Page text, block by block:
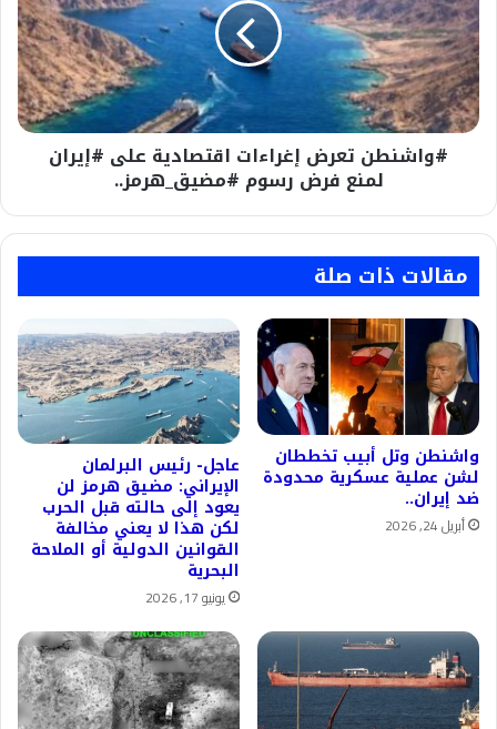
اقتصادية
على
#إيران
لمنع
فرض
رسوم
#مضيق_هرمز..
#واشنطن تعرض إغراءات اقتصادية على #إيران
لمنع فرض رسوم #مضيق_هرمز..
مقالات ذات صلة
واشنطن وتل أبيب تخططان
لشن عملية عسكرية محدودة
ضد إيران..
أبريل 24, 2026
عاجل- رئيس البرلمان
الإيراني: مضيق هرمز لن
يعود إلى حالته قبل الحرب
لكن هذا لا يعني مخالفة
القوانين الدولية أو الملاحة
البحرية
يونيو 17, 2026